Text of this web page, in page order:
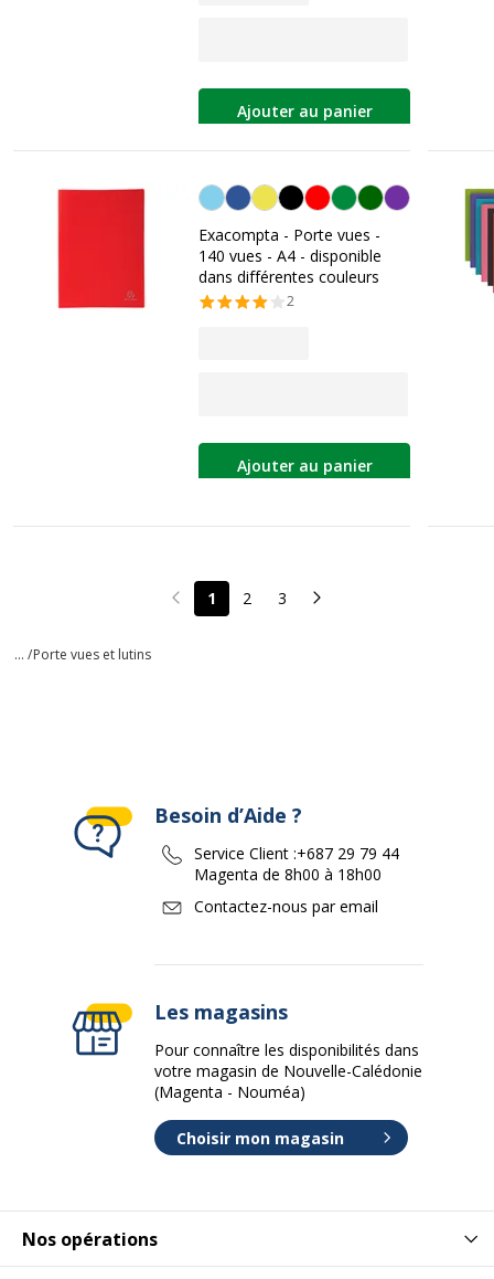
Ajouter au panier
Personnalisation de la couleur
Exacompta - Porte vues -
140 vues - A4 - disponible
dans différentes couleurs
2
Ajouter au panier
Page précédente
1 2 3 Page suivante
... /Porte vues et lutins
Nos opérations
Besoin d’Aide ?
Service Client :+687 29 79 44
Magenta de 8h00 à 18h00
Contactez-nous par email
Les magasins
Pour connaître les disponibilités dans
votre magasin de Nouvelle-Calédonie
(Magenta - Nouméa)
Choisir mon magasin